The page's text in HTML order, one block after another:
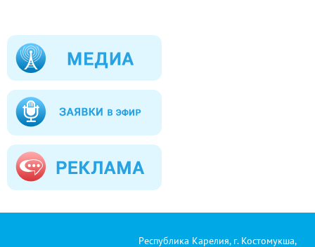
Республика Карелия, г. Костомукша,